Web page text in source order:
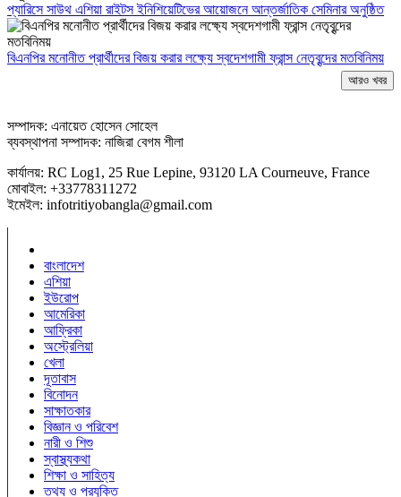
প্যারিসে সাউথ এশিয়া রাইটস ইনিশিয়েটিভের আয়োজনে আন্তর্জাতিক সেমিনার অনুষ্ঠিত
বিএনপির মনোনীত প্রার্থীদের বিজয় করার লক্ষ্যে স্বদেশগামী ফ্রান্স নেতৃবৃন্দের মতবিনিময়
আরও খবর
সম্পাদক: এনায়েত হোসেন সোহেল
ব্যবস্থাপনা সম্পাদক: নাজিরা বেগম শীলা
কার্যালয়: RC Log1, 25 Rue Lepine, 93120 LA Courneuve, France
মোবাইল: +33778311272
ইমেইল: infotritiyobangla@gmail.com
বাংলাদেশ
এশিয়া
ইউরোপ
আমেরিকা
আফ্রিকা
অস্ট্রেলিয়া
খেলা
দূতাবাস
বিনোদন
সাক্ষাতকার
বিজ্ঞান ও পরিবেশ
নারী ও শিশু
স্বাস্থ্যকথা
শিক্ষা ও সাহিত্য
তথ্য ও প্রযুক্তি